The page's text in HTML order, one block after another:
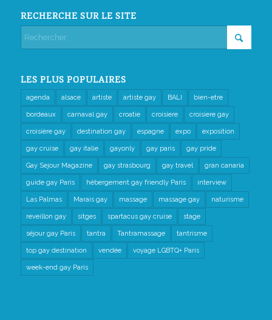
RECHERCHE SUR LE SITE
LES PLUS POPULAIRES
agenda alsace artiste artiste gay BALI bien-etre
bordeaux carnaval gay croatie croisiere croisiere gay
croisière gay destination gay espagne expo exposition
gay cruise gay italie gayonly gay paris gay pride
Gay Sejour Magazine gay strasbourg gay travel gran canaria
guide gay Paris hébergement gay friendly Paris interview
Las Palmas Marais gay massage massage gay naturisme
reveillon gay sitges spartacus gay cruise stage
séjour gay Paris tantra Tantramassage tantrisme
top gay destination vendée voyage LGBTQ+ Paris
week-end gay Paris